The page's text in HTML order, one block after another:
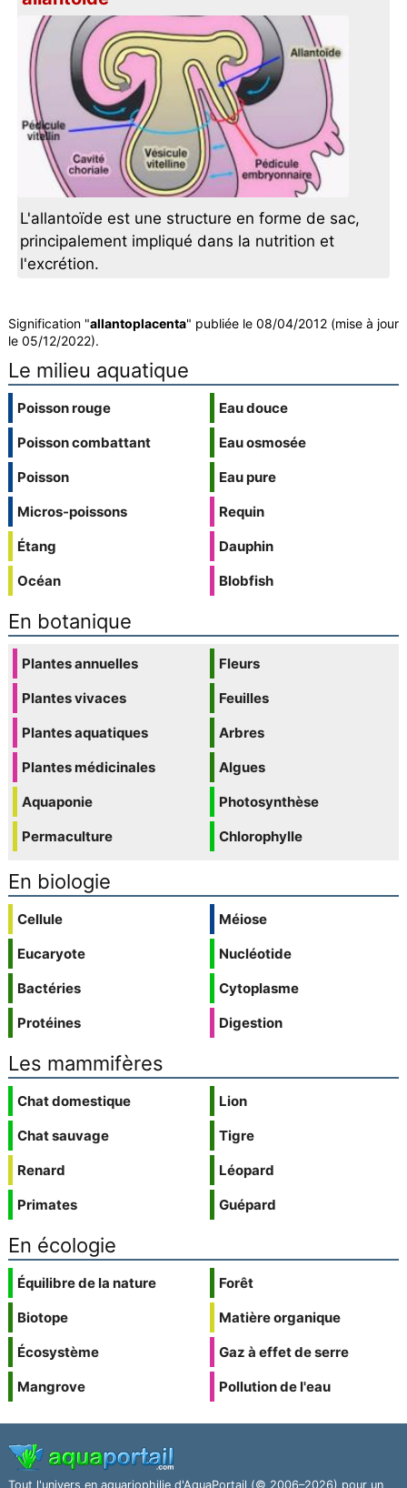
L'allantoïde est une structure en forme de sac,
principalement impliqué dans la nutrition et
l'excrétion.
Signification "allantoplacenta" publiée le 08/04/2012 (mise à jour
le 05/12/2022).
Le milieu aquatique
Poisson rouge
Poisson combattant
Poisson
Micros-poissons
Étang
Océan
Eau douce
Eau osmosée
Eau pure
Requin
Dauphin
Blobfish
En botanique
Plantes annuelles
Plantes vivaces
Plantes aquatiques
Plantes médicinales
Aquaponie
Permaculture
Fleurs
Feuilles
Arbres
Algues
Photosynthèse
Chlorophylle
En biologie
Cellule
Eucaryote
Bactéries
Protéines
Méiose
Nucléotide
Cytoplasme
Digestion
Les mammifères
Chat domestique
Chat sauvage
Renard
Primates
Lion
Tigre
Léopard
Guépard
En écologie
Équilibre de la nature
Biotope
Écosystème
Mangrove
Forêt
Matière organique
Gaz à effet de serre
Pollution de l'eau
Tout l'univers en aquariophilie d'AquaPortail (© 2006–2026) pour un